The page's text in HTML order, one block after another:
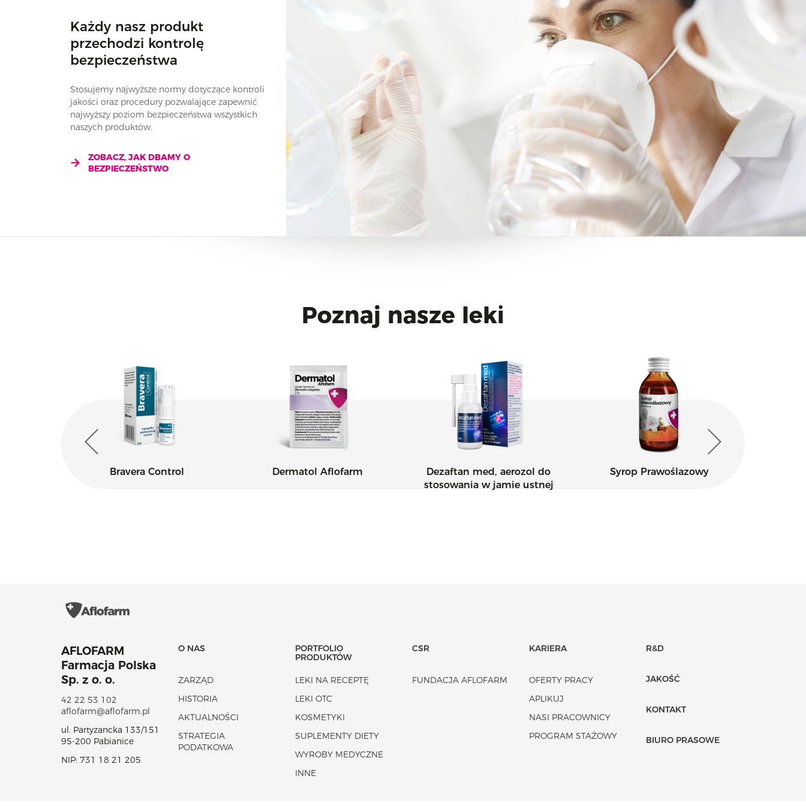
Każdy nasz produkt
przechodzi kontrolę
bezpieczeństwa
Stosujemy najwyższe normy dotyczące kontroli
jakości oraz procedury pozwalające zapewnić
najwyższy poziom bezpieczeństwa wszystkich
naszych produktów.
ZOBACZ, JAK DBAMY O
BEZPIECZEŃSTWO
Poznaj nasze leki
Bravera Control Dermatol Aflofarm
Dezaftan med, aerozol do
stosowania w jamie ustnej
Syrop Prawoślazowy
AFLOFARM
Farmacja Polska
Sp. z o. o.
42 22 53 102
aflofarm@aflofarm.pl
ul. Partyzancka 133/151
95-200 Pabianice
NIP: 731 18 21 205
O NAS
ZARZĄD
HISTORIA
AKTUALNOŚCI
STRATEGIA
PODATKOWA
PORTFOLIO
PRODUKTÓW
LEKI NA RECEPTĘ
LEKI OTC
KOSMETYKI
SUPLEMENTY DIETY
WYROBY MEDYCZNE
INNE
CSR
FUNDACJA AFLOFARM
KARIERA
OFERTY PRACY
APLIKUJ
NASI PRACOWNICY
PROGRAM STAŻOWY
R&D
JAKOŚĆ
KONTAKT
BIURO PRASOWE